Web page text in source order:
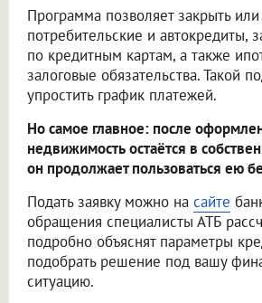
Программа позволяет закрыть
потребительские и автокредиты,
по кредитным картам, а также
залоговые обязательства. Такой
упростить график платежей.
Но самое главное: после
недвижимость остаётся в
он продолжает пользоваться ею
Подать заявку можно на сайте
обращения специалисты АТБ
подробно объяснят параметры
подобрать решение под вашу
ситуацию.